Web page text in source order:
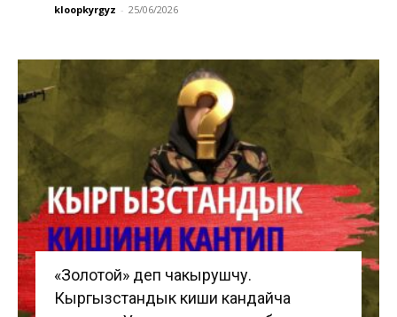
kloopkyrgyz - 25/06/2026
«Золотой» деп чакырушчу.
Кыргызстандык киши кандайча